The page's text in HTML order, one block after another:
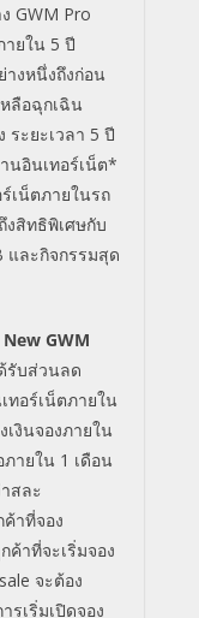
GWM Pro
ายใน 5 ปี
างหนึ่งถึงก่อน
ลือฉุกเฉิน
ระยะเวลา 5 ปี
นอินเทอร์เน็ต*
เน็ตภายในรถ
งสิทธิพิเศษกับ
และกิจกรรมสุด
GWM
รับส่วนลด
ทอร์เน็ตภายใน
งินจองภายใน
ายใน 1 เดือน
สละ
าที่จอง
ค้าที่จะเริ่มจอง
จะต้อง
รเริ่มเปิดจอง